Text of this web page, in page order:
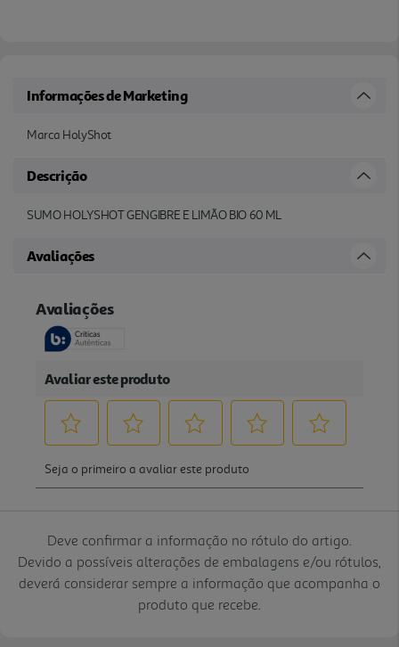
Informações de Marketing
Marca HolyShot
Descrição
SUMO HOLYSHOT GENGIBRE E LIMÃO BIO 60 ML
Avaliações
Deve confirmar a informação no rótulo do artigo.
Devido a possíveis alterações de embalagens e/ou rótulos,
deverá considerar sempre a informação que acompanha o
produto que recebe.